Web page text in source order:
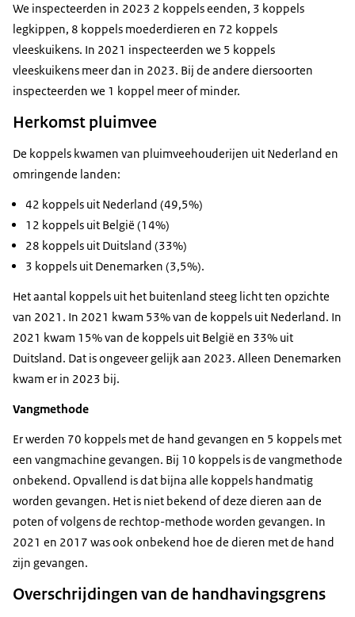
We inspecteerden in 2023 2 koppels eenden, 3 koppels
legkippen, 8 koppels moederdieren en 72 koppels
vleeskuikens. In 2021 inspecteerden we 5 koppels
vleeskuikens meer dan in 2023. Bij de andere diersoorten
inspecteerden we 1 koppel meer of minder.
Herkomst pluimvee
De koppels kwamen van pluimveehouderijen uit Nederland en
omringende landen:
42 koppels uit Nederland (49,5%)
12 koppels uit België (14%)
28 koppels uit Duitsland (33%)
3 koppels uit Denemarken (3,5%).
Het aantal koppels uit het buitenland steeg licht ten opzichte
van 2021. In 2021 kwam 53% van de koppels uit Nederland. In
2021 kwam 15% van de koppels uit België en 33% uit
Duitsland. Dat is ongeveer gelijk aan 2023. Alleen Denemarken
kwam er in 2023 bij.
Vangmethode
Er werden 70 koppels met de hand gevangen en 5 koppels met
een vangmachine gevangen. Bij 10 koppels is de vangmethode
onbekend. Opvallend is dat bijna alle koppels handmatig
worden gevangen. Het is niet bekend of deze dieren aan de
poten of volgens de rechtop-methode worden gevangen. In
2021 en 2017 was ook onbekend hoe de dieren met de hand
zijn gevangen.
Overschrijdingen van de handhavingsgrens